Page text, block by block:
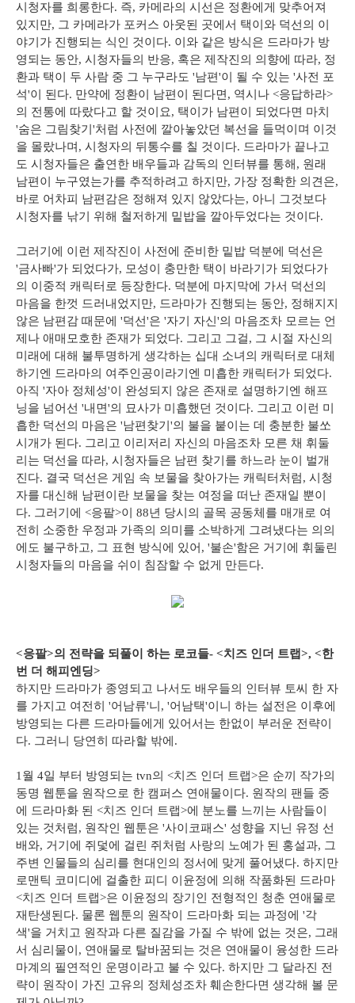
시청자를 희롱한다. 즉, 카메라의 시선은 정환에게 맞추어져
있지만, 그 카메라가 포커스 아웃된 곳에서 택이와 덕선의 이
야기가 진행되는 식인 것이다. 이와 같은 방식은 드라마가 방
영되는 동안, 시청자들의 반응, 혹은 제작진의 의향에 따라, 정
환과 택이 두 사람 중 그 누구라도 '남편'이 될 수 있는 '사전 포
석'이 된다. 만약에 정환이 남편이 된다면, 역시나 <응답하라>
의 전통에 따랐다고 할 것이요, 택이가 남편이 되었다면 마치
'숨은 그림찾기'처럼 사전에 깔아놓았던 복선을 들먹이며 이것
을 몰랐나며, 시청자의 뒤통수를 칠 것이다. 드라마가 끝나고
도 시청자들은 출연한 배우들과 감독의 인터뷰를 통해, 원래
남편이 누구였는가를 추적하려고 하지만, 가장 정확한 의견은,
바로 어차피 남편감은 정해져 있지 않았다는, 아니 그것보다
시청자를 낚기 위해 철저하게 밑밥을 깔아두었다는 것이다.
그러기에 이런 제작진이 사전에 준비한 밑밥 덕분에 덕선은
'금사빠'가 되었다가, 모성이 충만한 택이 바라기가 되었다가
의 이중적 캐릭터로 등장한다. 덕분에 마지막에 가서 덕선의
마음을 한껏 드러내었지만, 드라마가 진행되는 동안, 정해지지
않은 남편감 때문에 '덕선'은 '자기 자신'의 마음조차 모르는 언
제나 애매모호한 존재가 되었다. 그리고 그걸, 그 시절 자신의
미래에 대해 불투명하게 생각하는 십대 소녀의 캐릭터로 대체
하기엔 드라마의 여주인공이라기엔 미흡한 캐릭터가 되었다.
아직 '자아 정체성'이 완성되지 않은 존재로 설명하기엔 해프
닝을 넘어선 '내면'의 묘사가 미흡했던 것이다. 그리고 이런 미
흡한 덕선의 마음은 '남편찾기'의 불을 붙이는 데 충분한 불쏘
시개가 된다. 그리고 이리저리 자신의 마음조차 모른 채 휘둘
리는 덕선을 따라, 시청자들은 남편 찾기를 하느라 눈이 벌개
진다. 결국 덕선은 게임 속 보물을 찾아가는 캐릭터처럼, 시청
자를 대신해 남편이란 보물을 찾는 여정을 떠난 존재일 뿐이
다. 그러기에 <응팔>이 88년 당시의 골목 공동체를 매개로 여
전히 소중한 우정과 가족의 의미를 소박하게 그려냈다는 의의
에도 불구하고, 그 표현 방식에 있어, '불손'함은 거기에 휘둘린
시청자들의 마음을 쉬이 침잠할 수 없게 만든다.
<응팔>의 전략을 되풀이 하는 로코들- <치즈 인더 트랩>, <한
번 더 해피엔딩>
하지만 드라마가 종영되고 나서도 배우들의 인터뷰 토씨 한 자
를 가지고 여전히 '어남류'니, '어남택'이니 하는 설전은 이후에
방영되는 다른 드라마들에게 있어서는 한없이 부러운 전략이
다. 그러니 당연히 따라할 밖에.
1월 4일 부터 방영되는 tvn의 <치즈 인더 트랩>은 순끼 작가의
동명 웹툰을 원작으로 한 캠퍼스 연애물이다. 원작의 팬들 중
에 드라마화 된 <치즈 인더 트랩>에 분노를 느끼는 사람들이
있는 것처럼, 원작인 웹툰은 '사이코패스' 성향을 지닌 유정 선
배와, 거기에 쥐덫에 걸린 쥐처럼 사랑의 노예가 된 홍설과, 그
주변 인물들의 심리를 현대인의 정서에 맞게 풀어냈다. 하지만
로맨틱 코미디에 걸출한 피디 이윤정에 의해 작품화된 드라마
<치즈 인더 트랩>은 이윤정의 장기인 전형적인 청춘 연애물로
재탄생된다. 물론 웹툰의 원작이 드라마화 되는 과정에 '각
색'을 거치고 원작과 다른 질감을 가질 수 밖에 없는 것은, 그래
서 심리물이, 연애물로 탈바꿈되는 것은 연애물이 융성한 드라
마계의 필연적인 운명이라고 불 수 있다. 하지만 그 달라진 전
략이 원작이 가진 고유의 정체성조차 훼손한다면 생각해 볼 문